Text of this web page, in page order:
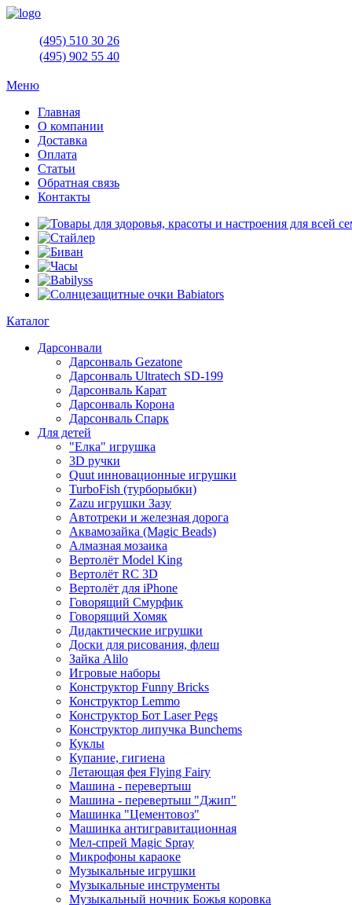
(495) 510 30 26
(495) 902 55 40
Меню
Главная
О компании
Доставка
Оплата
Статьи
Обратная связь
Контакты
Каталог
Дарсонвали
Дарсонваль Gezatone
Дарсонваль Ultratech SD-199
Дарсонваль Карат
Дарсонваль Корона
Дарсонваль Спарк
Для детей
"Елка" игрушка
3D ручки
Quut инновационные игрушки
TurboFish (турборыбки)
Zazu игрушки Зазу
Автотреки и железная дорога
Аквамозайка (Magic Beads)
Алмазная мозаика
Вертолёт Model King
Вертолёт RC 3D
Вертолёт для iPhone
Говорящий Смурфик
Говорящий Хомяк
Дидактические игрушки
Доски для рисования, флеш
Зайка Alilo
Игровые наборы
Конструктор Funny Bricks
Конструктор Lemmo
Конструктор Бот Laser Pegs
Конструктор липучка Bunchems
Куклы
Купание, гигиена
Летающая фея Flying Fairy
Машина - перевертыш
Машина - перевертыш "Джип"
Машинка "Цементовоз"
Машинка антигравитационная
Мел-спрей Magic Spray
Микрофоны караоке
Музыкальные игрушки
Музыкальные инструменты
Музыкальный ночник Божья коровка